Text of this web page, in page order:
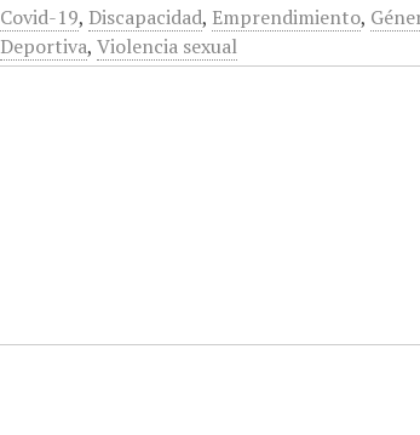
Covid-19, Discapacidad, Emprendimiento,
Deportiva,Violencia sexual